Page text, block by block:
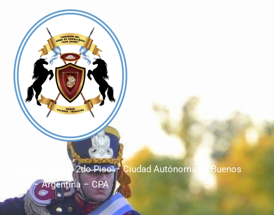
Arévalo 3065 – 2do Piso – Ciudad Autónoma de Buenos
Aires – Argentina – CPA